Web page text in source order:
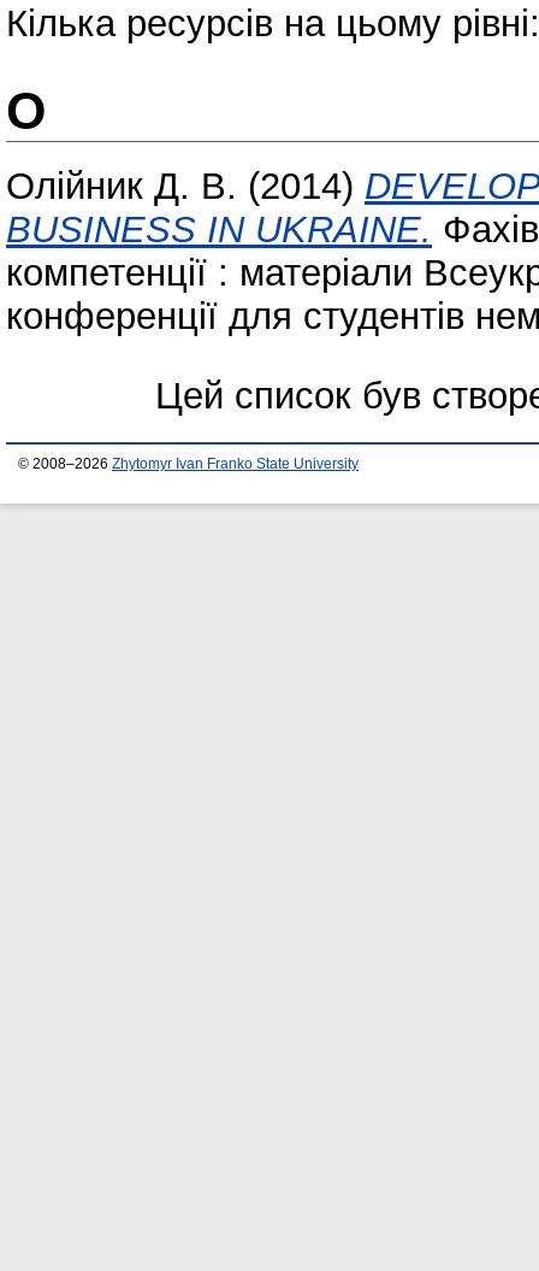
Кілька ресурсів на цьому
О
Олійник Д. В. (2014)
BUSINESS IN UKRAINE.
компетенції : матеріали
конференції для студентів
Цей список був
© 2008–2026 Zhytomyr Ivan Franko State University